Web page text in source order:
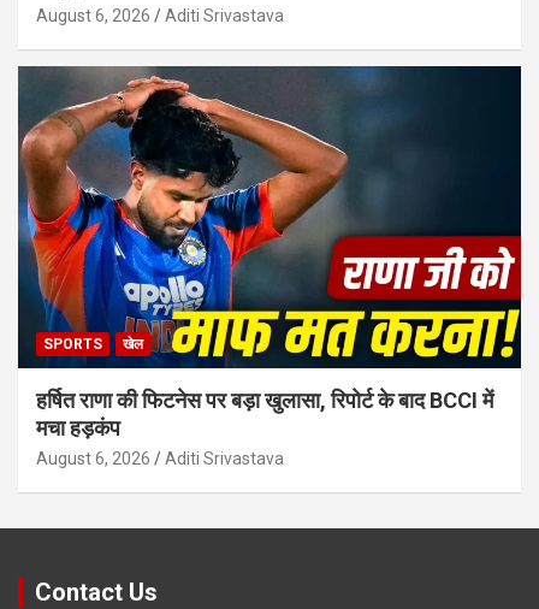
August 6, 2026 Aditi Srivastava
SPORTS खेल
हर्षित राणा की फिटनेस पर बड़ा खुलासा, रिपोर्ट के बाद BCCI में
मचा हड़कंप
August 6, 2026 Aditi Srivastava
Contact Us